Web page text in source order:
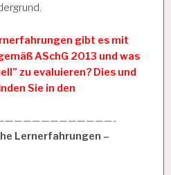
gibt es mit
ASchG 2013 und was
zu evaluieren? Dies und
Sie in den
Lernerfahrungen –